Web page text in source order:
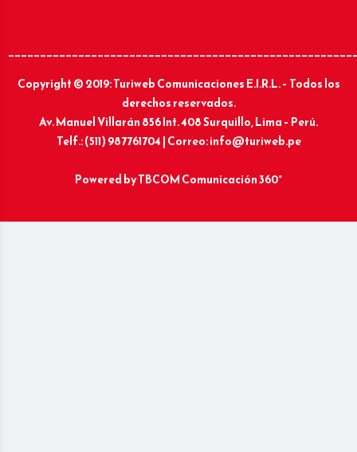
Copyright © 2019: Turiweb Comunicaciones E.I.R.L. – Todos los
derechos reservados.
Av. Manuel Villarán 856 Int. 408 Surquillo, Lima – Perú.
Telf.: (511) 987761704 | Correo: info@turiweb.pe
Powered byTBCOM Comunicación 360°